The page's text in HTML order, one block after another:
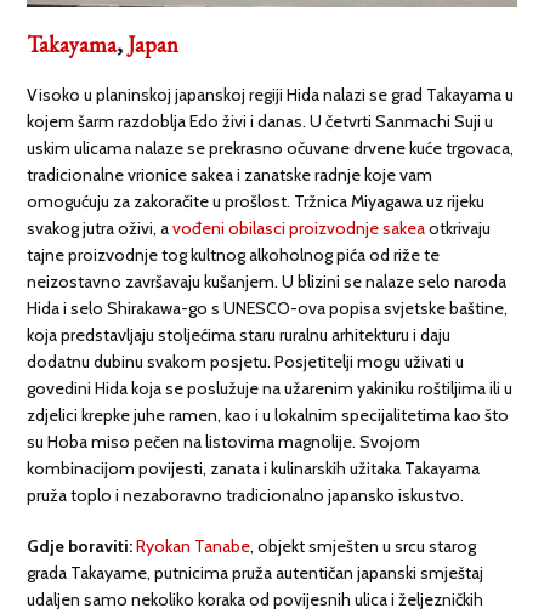
Takayama, Japan
Visoko u planinskoj japanskoj regiji Hida nalazi se grad Takayama u
kojem šarm razdoblja Edo živi i danas. U četvrti Sanmachi Suji u
uskim ulicama nalaze se prekrasno očuvane drvene kuće trgovaca,
tradicionalne vrionice sakea i zanatske radnje koje vam
omogućuju za zakoračite u prošlost. Tržnica Miyagawa uz rijeku
svakog jutra oživi, avođeni obilasci proizvodnje sakeaotkrivaju
tajne proizvodnje tog kultnog alkoholnog pića od riže te
neizostavno završavaju kušanjem. U blizini se nalaze selo naroda
Hida i selo Shirakawa-go s UNESCO-ova popisa svjetske baštine,
koja predstavljaju stoljećima staru ruralnu arhitekturu i daju
dodatnu dubinu svakom posjetu. Posjetitelji mogu uživati u
govedini Hida koja se poslužuje na užarenim yakiniku roštiljima ili u
zdjelici krepke juhe ramen, kao i u lokalnim specijalitetima kao što
su Hoba miso pečen na listovima magnolije. Svojom
kombinacijom povijesti, zanata i kulinarskih užitaka Takayama
pruža toplo i nezaboravno tradicionalno japansko iskustvo.
Gdje boraviti:Ryokan Tanabe, objekt smješten u srcu starog
grada Takayame, putnicima pruža autentičan japanski smještaj
udaljen samo nekoliko koraka od povijesnih ulica i željezničkih